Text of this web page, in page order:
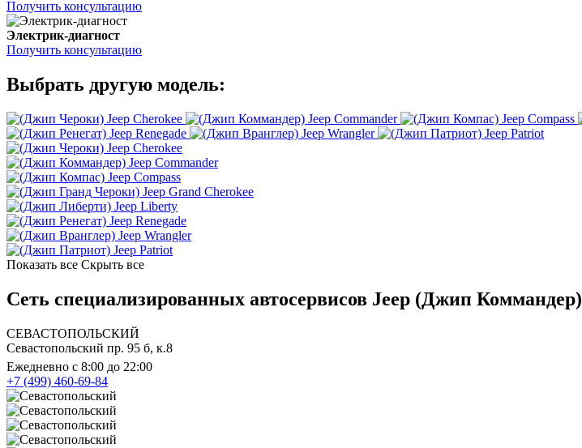
Получить консультацию
Электрик-диагност
Получить консультацию
Выбрать другую модель:
Jeep Cherokee Jeep Commander Jeep Compass
Jeep Renegade
Jeep Wrangler
Jeep Patriot
Jeep Cherokee
Jeep Commander
Jeep Compass
Jeep Grand Cherokee
Jeep Liberty
Jeep Renegade
Jeep Wrangler
Jeep Patriot
Показать все Скрыть все
Сеть специализированных автосервисов Jeep (Джип Коммандер)
СЕВАСТОПОЛЬСКИЙ
Севастопольский пр. 95 б, к.8
Ежедневно с 8:00 до 22:00
+7 (499) 460-69-84